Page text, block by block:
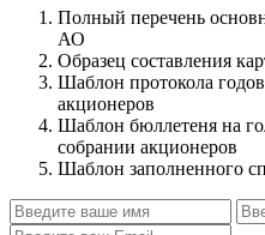
Полный перечень
АО
Образец составления
Шаблон протокола
акционеров
Шаблон бюллетеня на
собрании акционеров
Шаблон заполненного